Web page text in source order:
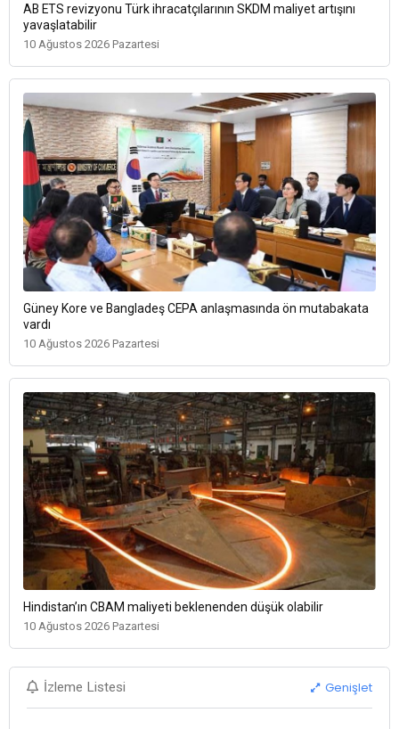
AB ETS revizyonu Türk ihracatçılarının SKDM maliyet artışını
yavaşlatabilir
10 Ağustos 2026 Pazartesi
Güney Kore ve Bangladeş CEPA anlaşmasında ön mutabakata
vardı
10 Ağustos 2026 Pazartesi
Hindistan’ın CBAM maliyeti beklenenden düşük olabilir
10 Ağustos 2026 Pazartesi
İzleme Listesi Genişlet